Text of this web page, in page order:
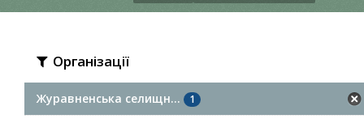
Організації
Журавненська селищн... 1